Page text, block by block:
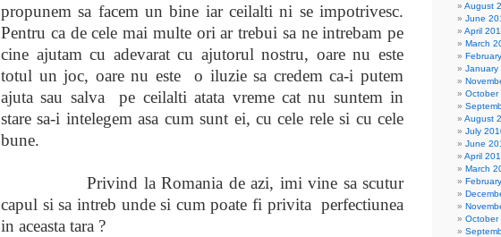
propunem sa facem un bine iar ceilalti ni se impotrivesc.
Pentru ca de cele mai multe ori ar trebui sa ne intrebam pe
cine ajutam cu adevarat cu ajutorul nostru, oare nu este
totul un joc, oare nu este
o iluzie sa credem ca-i putem
ajuta sau salva
pe ceilalti atata vreme cat nu suntem in
stare sa-i intelegem asa cum sunt ei, cu cele rele si cu cele
bune.
Privind la Romania de azi, imi vine sa scutur
capul si sa intreb unde si cum poate fi privita perfectiunea
in aceasta tara ?
August
June
April
March
January
October
August
July
June
April
March
October